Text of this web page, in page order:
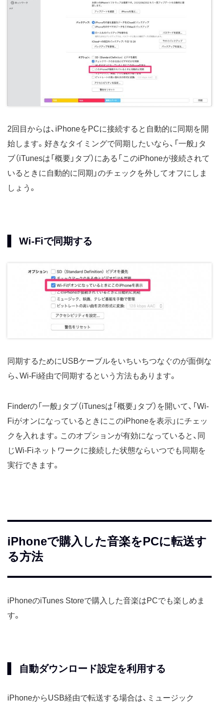
2回目からは、iPhoneをPCに接続すると自動的に同期を開
始します。好きなタイミングで同期したいなら、「一般」タ
ブ（iTunesは「概要」タブ）にある「このiPhoneが接続されて
いるときに自動的に同期」のチェックを外してオフにしま
しょう。
Wi-Fiで同期する
同期するためにUSBケーブルをいちいちつなぐのが面倒な
ら、Wi-Fi経由で同期するという方法もあります。
Finderの「一般」タブ（iTunesは「概要」タブ）を開いて、「Wi-
FiがオンになっているときにこのiPhoneを表示」にチェッ
クを入れます。このオプションが有効になっていると、同
じWi-Fiネットワークに接続した状態ならいつでも同期を
実行できます。
iPhoneで購入した音楽をPCに転送す
る方法
iPhoneのiTunes Storeで購入した音楽はPCでも楽しめま
す。
自動ダウンロード設定を利用する
iPhoneからUSB経由で転送する場合は、ミュージック